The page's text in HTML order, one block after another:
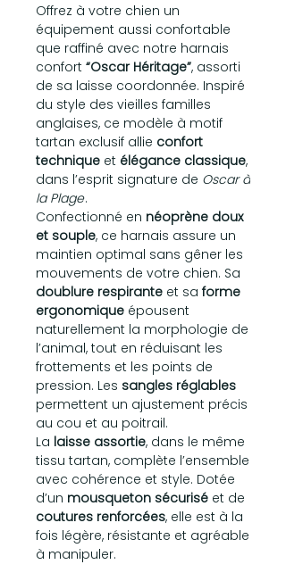
Offrez à votre chien un
équipement aussi confortable
que raffiné avec notre harnais
confort “Oscar Héritage”, assorti
de sa laisse coordonnée. Inspiré
du style des vieilles familles
anglaises, ce modèle à motif
tartan exclusif allie confort
technique et élégance classique,
dans l’esprit signature de Oscar à
la Plage.
Confectionné en néoprène doux
et souple, ce harnais assure un
maintien optimal sans gêner les
mouvements de votre chien. Sa
doublure respirante et sa forme
ergonomique épousent
naturellement la morphologie de
l’animal, tout en réduisant les
frottements et les points de
pression. Les sangles réglables
permettent un ajustement précis
au cou et au poitrail.
La laisse assortie, dans le même
tissu tartan, complète l’ensemble
avec cohérence et style. Dotée
d’un mousqueton sécurisé et de
coutures renforcées, elle est à la
fois légère, résistante et agréable
à manipuler.